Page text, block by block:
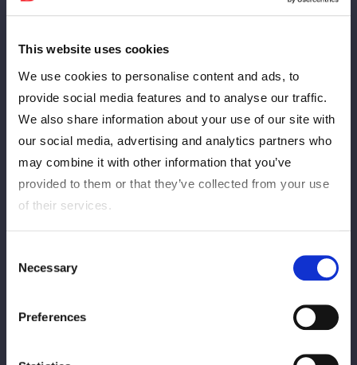
This website uses cookies
We use cookies to personalise content and ads, to
provide social media features and to analyse our traffic.
We also share information about your use of our site with
our social media, advertising and analytics partners who
may combine it with other information that you’ve
provided to them or that they’ve collected from your use
of their services.
Selection
Necessary
Preferences
FC有料会員先行発売
ローチケプレリク
※ローソンWEB会員限定
8月27日(水)
12:00
一般発売
9月5日(金)
12:00
10:00